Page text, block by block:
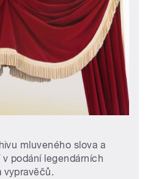
mluveného slova a
podání legendárních
vypravěčů.